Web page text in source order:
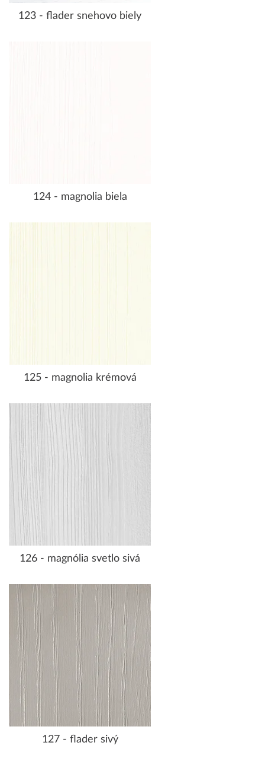
123 - flader snehovo biely
124 - magnolia biela
125 - magnolia krémová
126 - magnólia svetlo sivá
127 - flader sivý